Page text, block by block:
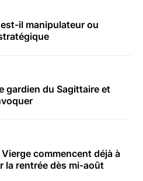
est-il manipulateur ou
gardien du Sagittaire et
commencent déjà à
la rentrée dès mi-août